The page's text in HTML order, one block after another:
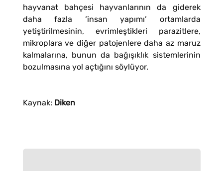
hayvanat bahçesi hayvanlarının da giderek
daha fazla ‘insan yapımı’ ortamlarda
yetiştirilmesinin, evrimleştikleri parazitlere,
mikroplara ve diğer patojenlere daha az maruz
kalmalarına, bunun da bağışıklık sistemlerinin
bozulmasına yol açtığını söylüyor.
Kaynak: Diken